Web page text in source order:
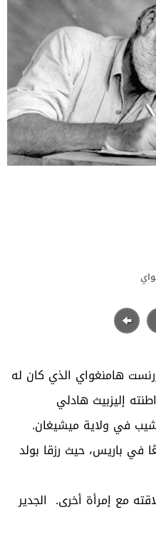
هامنغواي الذي كان له
من مواطنته إليزبيث هادلي
في ولاية ميشيغان.
في باريس، حيث رزقا بولد
بسبب علاقته مع إمرأة أخرى. الجدير